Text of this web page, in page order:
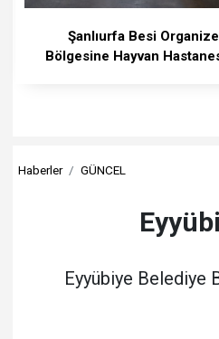
Şanlıurfa Besi Organize
Bölgesine Hayvan
Haberler GÜNCEL
Eyyübiye Belediye